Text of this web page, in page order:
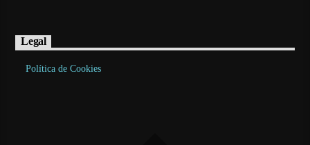
Legal
Política de Cookies